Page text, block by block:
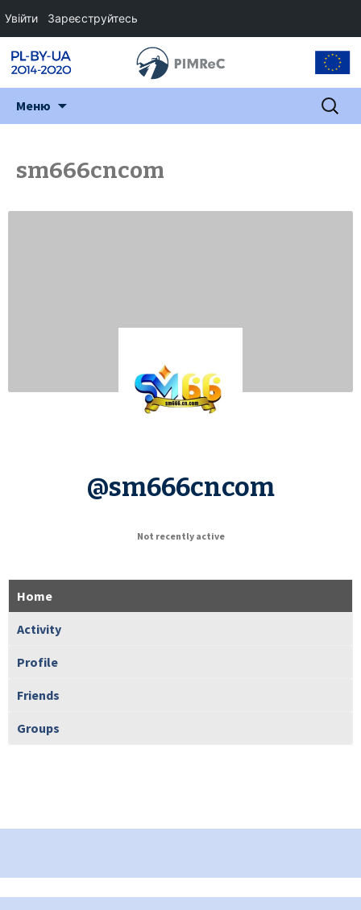
Меню Пошук:
sm666cncom
@sm666cncom
Not recently active
Home
Activity
Profile
Friends
Groups
Увійти Зареєструйтесь